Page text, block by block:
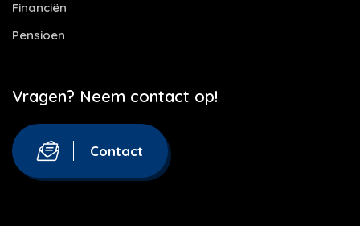
Financiën
Pensioen
Vragen? Neem contact op!
Contact